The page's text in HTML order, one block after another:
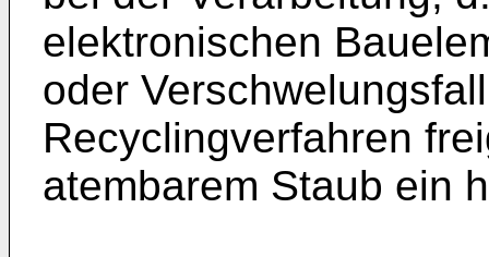
elektronischen
oder
Recyclingverfahren
atembarem Staub ein